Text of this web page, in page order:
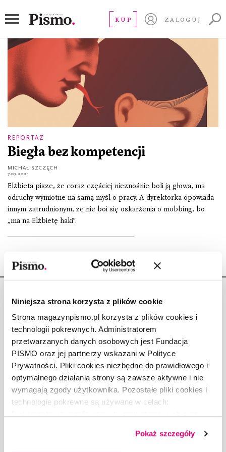
Niniejsza strona korzysta z plików cookie
Strona magazynpismo.pl korzysta z plików cookies i
technologii pokrewnych. Administratorem
przetwarzanych danych osobowych jest Fundacja
PISMO oraz jej partnerzy wskazani w Polityce
Prywatności. Pliki cookies niezbędne do prawidłowego i
optymalnego działania strony są zawsze aktywne i nie
wymagają zgody użytkownika. Pozostałe pliki cookies i
technologie pokrewne są używane w celach:
dobrowolną zgodę na pliki cookies i technologie
pokrewne, zgadzasz się na przechowywanie informacji
Pokaż szczegóły
KUP ZALOGUJ
REPORTAŻ
Biegła bez kompetencji
MICHAŁ SZCZĘCH
7.07.2021
Elżbieta pisze, że coraz częściej nieznośnie boli ją głowa, ma
odruchy wymiotne na samą myśl o pracy. A dyrektorka opowiada
innym zatrudnionym, że nie boi się oskarżenia o mobbing, bo
„ma na Elżbietę haki”.
Copyright © Fundacja Pismo
O „PIŚMIE”